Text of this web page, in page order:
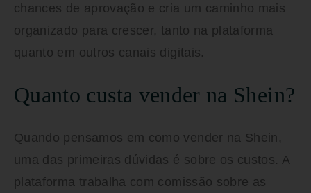
chances de aprovação e cria um caminho mais
organizado para crescer, tanto na plataforma
quanto em outros canais digitais.
Quanto custa vender na Shein?
Quando pensamos em como vender na Shein ,
uma das primeiras dúvidas é sobre os custos. A
plataforma trabalha com comissão sobre as